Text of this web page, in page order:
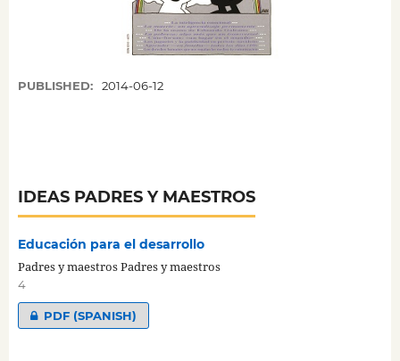
PUBLISHED: 2014-06-12
IDEAS PADRES Y MAESTROS
Educación para el desarrollo
Padres y maestros Padres y maestros
4
PDF (SPANISH)